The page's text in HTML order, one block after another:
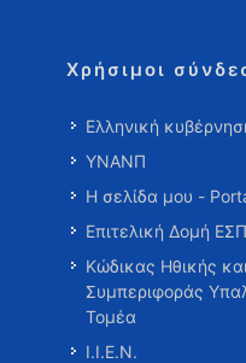
Χρήσιμοι
Ελληνική
ΥΝΑΝΠ
Η σελίδα μου -
Επιτελική Δομή
Κώδικας Ηθικής
Συμπεριφοράς
Τομέα
Ι.Ι.Ε.Ν.